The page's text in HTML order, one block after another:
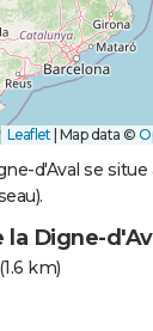
Leaflet Map data ©
d'Aval se
Digne-
km)